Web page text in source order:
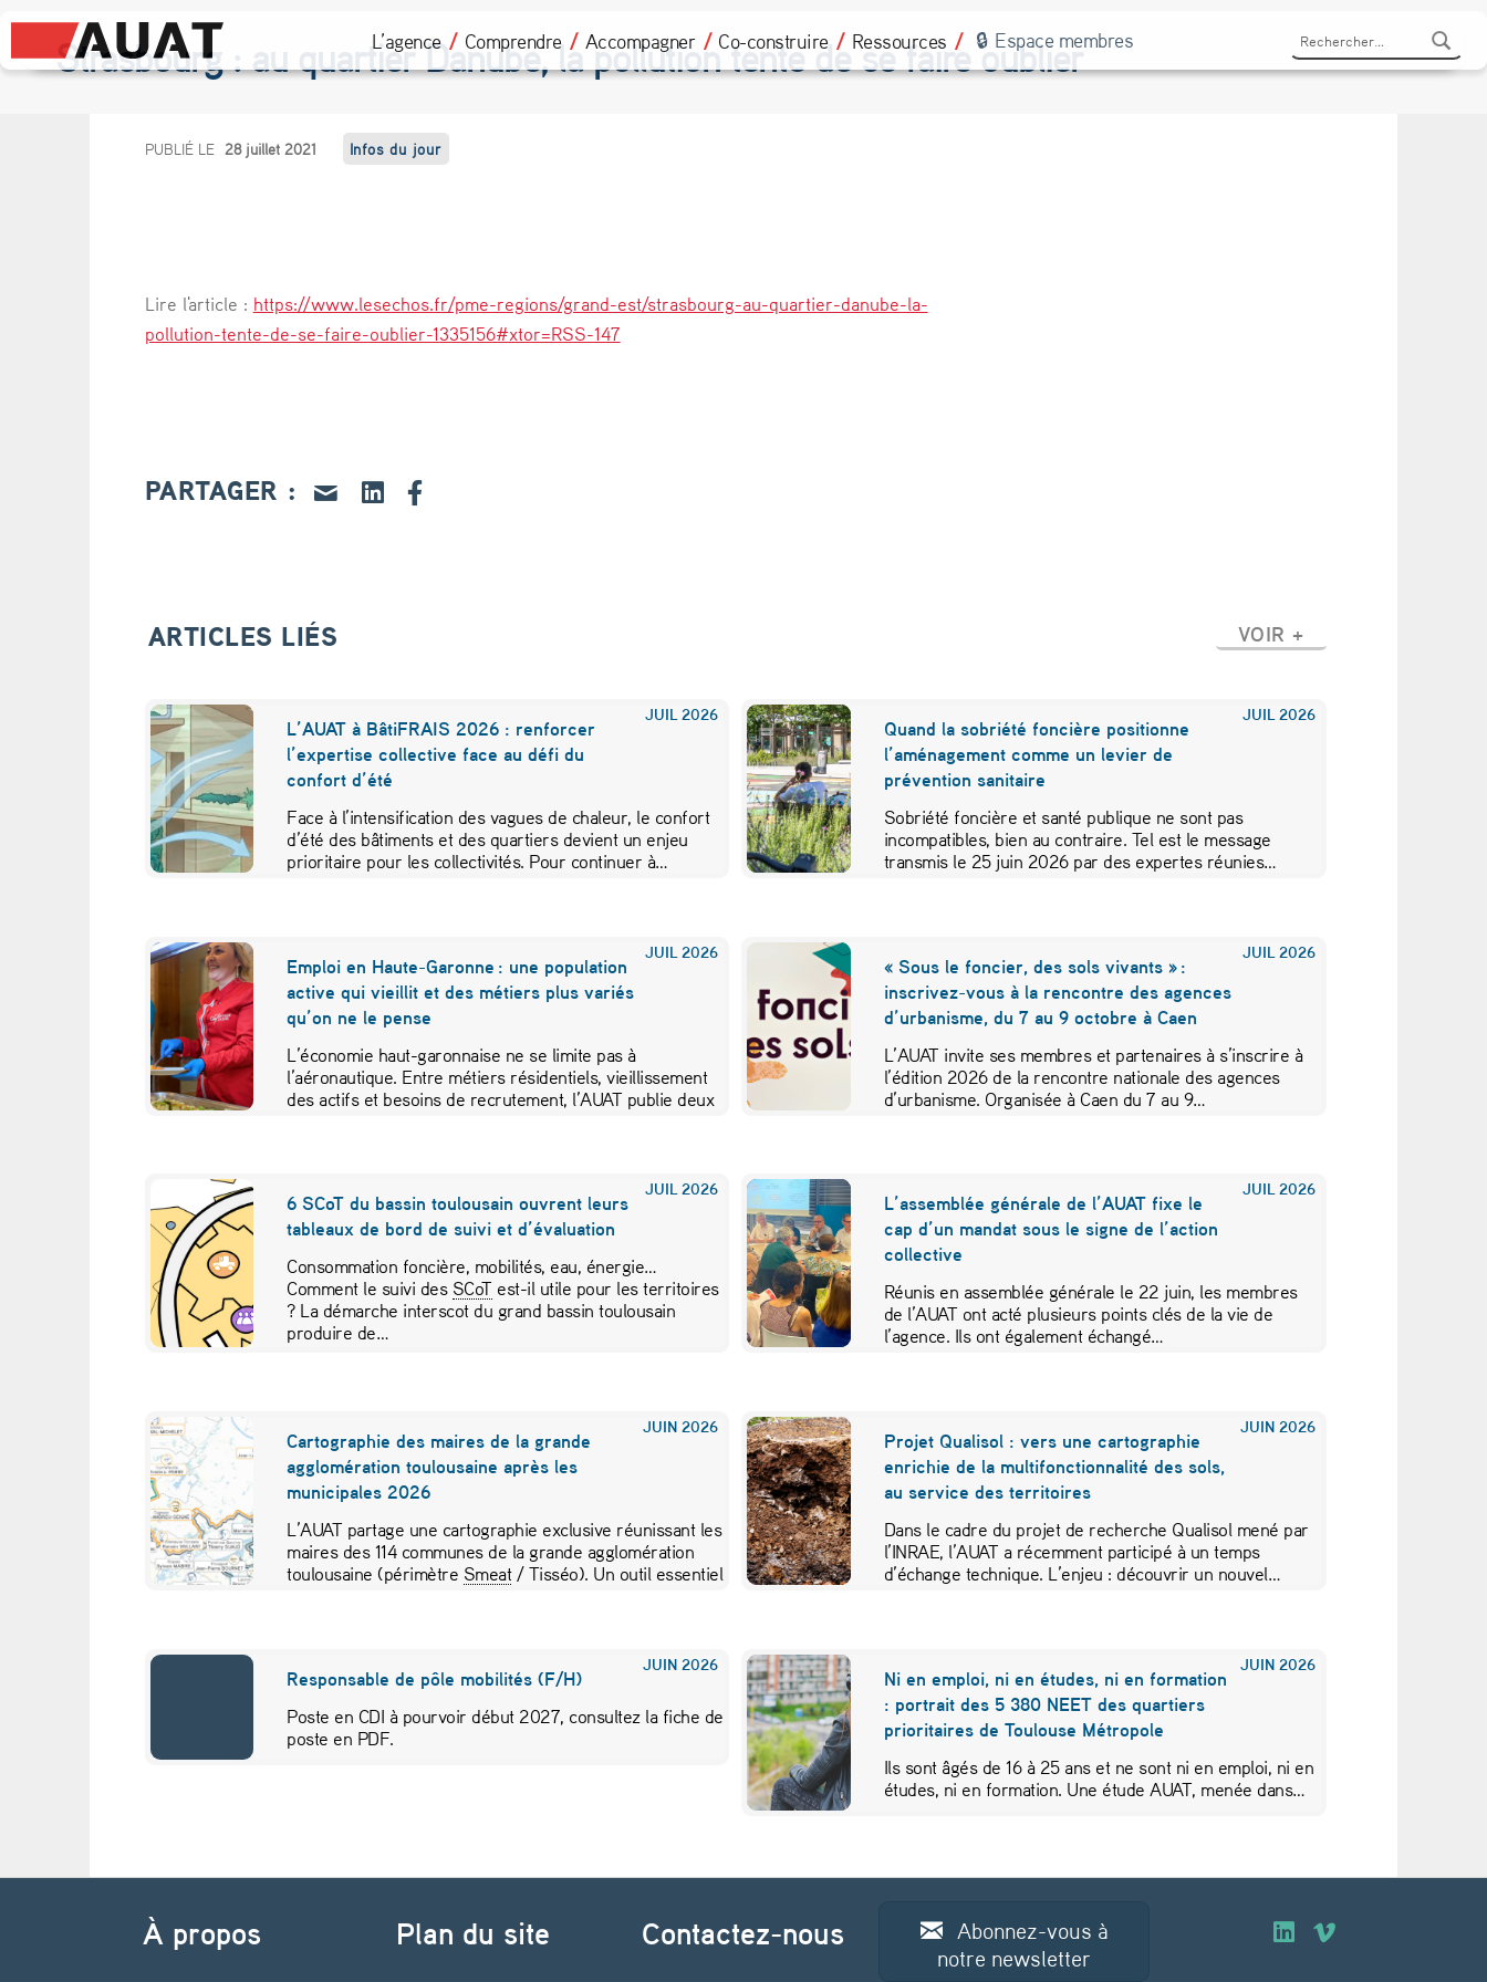
L’agence Comprendre Accompagner Co-construire Ressources Espace membres
Strasbourg : au quartier Danube, la pollution tente de se faire oublier
S
a
s
u
:
u
q
u
a
t
i
e
r
a
n
u
b
,
l
a
p
l
u
i
o
n
PUBLIÉ LE 28 juillet 2021 Infos du jour
Lire l'article : https://www.lesechos.fr/pme-regions/grand-est/strasbourg-au-quartier-danube-la-
pollution-tente-de-se-faire-oublier-1335156#xtor=RSS-147
PARTAGER :
ARTICLES LIÉS VOIR +
JUIL 2026
L’AUAT à BâtiFRAIS 2026 : renforcer
l’expertise collective face au défi du
confort d’été
Face à l’intensification des vagues de chaleur, le confort
d’été des bâtiments et des quartiers devient un enjeu
prioritaire pour les collectivités. Pour continuer à…
JUIL 2026
Quand la sobriété foncière positionne
l’aménagement comme un levier de
prévention sanitaire
Sobriété foncière et santé publique ne sont pas
incompatibles, bien au contraire. Tel est le message
transmis le 25 juin 2026 par des expertes réunies…
JUIL 2026
Emploi en Haute-Garonne : une population
active qui vieillit et des métiers plus variés
qu’on ne le pense
L’économie haut-garonnaise ne se limite pas à
l’aéronautique. Entre métiers résidentiels, vieillissement
des actifs et besoins de recrutement, l’AUAT publie deux
JUIL 2026
« Sous le foncier, des sols vivants » :
inscrivez-vous à la rencontre des agences
d’urbanisme, du 7 au 9 octobre à Caen
L’AUAT invite ses membres et partenaires à s’inscrire à
l’édition 2026 de la rencontre nationale des agences
d’urbanisme. Organisée à Caen du 7 au 9…
JUIL 2026
6 SCoT du bassin toulousain ouvrent leurs
tableaux de bord de suivi et d’évaluation
Consommation foncière, mobilités, eau, énergie…
Comment le suivi des SCoT est-il utile pour les territoires
? La démarche interscot du grand bassin toulousain
produire de…
JUIL 2026
L’assemblée générale de l’AUAT fixe le
cap d’un mandat sous le signe de l’action
collective
Réunis en assemblée générale le 22 juin, les membres
de l’AUAT ont acté plusieurs points clés de la vie de
l’agence. Ils ont également échangé…
JUIN 2026
Cartographie des maires de la grande
agglomération toulousaine après les
municipales 2026
L’AUAT partage une cartographie exclusive réunissant les
maires des 114 communes de la grande agglomération
toulousaine (périmètre Smeat/ Tisséo). Un outil essentiel
JUIN 2026
Projet Qualisol : vers une cartographie
enrichie de la multifonctionnalité des sols,
au service des territoires
Dans le cadre du projet de recherche Qualisol mené par
l’INRAE, l’AUAT a récemment participé à un temps
d’échange technique. L’enjeu : découvrir un nouvel…
JUIN 2026
Responsable de pôle mobilités (F/H)
Poste en CDI à pourvoir début 2027, consultez la fiche de
poste en PDF.
JUIN 2026
Ni en emploi, ni en études, ni en formation
: portrait des 5 380 NEET des quartiers
prioritaires de Toulouse Métropole
Ils sont âgés de 16 à 25 ans et ne sont ni en emploi, ni en
études, ni en formation. Une étude AUAT, menée dans…
Navigation de l’article
À propos
Plan du site Contactez-nous
Abonnez-vous à
notre newsletter
O